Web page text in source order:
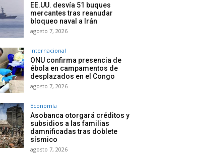
EE.UU. desvía 51 buques
mercantes tras reanudar
bloqueo naval a Irán
agosto 7, 2026
Internacional
ONU confirma presencia de
ébola en campamentos de
desplazados en el Congo
agosto 7, 2026
Economía
Asobanca otorgará créditos y
subsidios a las familias
damnificadas tras doblete
sísmico
agosto 7, 2026